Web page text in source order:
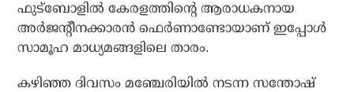
ഫുട്‌ബോളില്‍ കേരളത്തിന്റെ ആരാധകനായ
അര്‍ജന്റീനക്കാരന്‍ ഫെര്‍ണാണ്ടോയാണ് ഇപ്പോള്‍
സാമൂഹ മാധ്യമങ്ങളിലെ താരം.
കഴിഞ്ഞ ദിവസം മഞ്ചേരിയില്‍ നടന്ന സന്തോഷ്